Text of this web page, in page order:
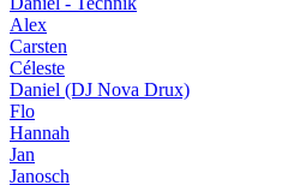
Alex
Carsten
Céleste
Daniel (DJ Nova Drux)
Flo
Hannah
Jan
Janosch